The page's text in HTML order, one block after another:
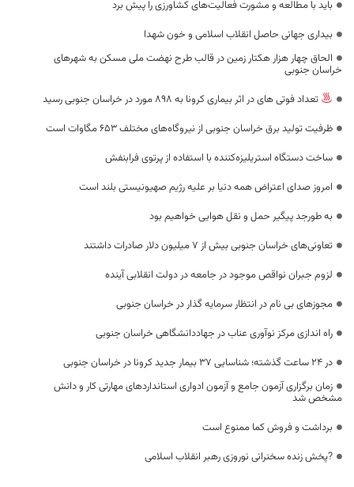
باید با مطالعه و مشورت فعالیت‌های کشاورزی را پیش برد
بیداری جهانی حاصل انقلاب اسلامی و خون شهدا
الحاق چهار هزار هکتار زمین در قالب طرح نهضت ملی مسکن به شهرهای
خراسان جنوبی
تعداد فوتی های در اثر بیماری کرونا به 898 مورد در خراسان جنوبی رسید
ظرفیت تولید برق خراسان جنوبی از نیروگاه‌های مختلف ۶۵۳ مگاوات است
ساخت دستگاه استریلیزه‌کننده با استفاده از پرتوی فرابنفش
امروز صدای اعتراض همه دنیا بر علیه رژیم صهیونیستی بلند است
به طورجد پیگیر حمل و نقل هوایی خواهیم بود
تعاونی‌های خراسان جنوبی بیش از ۷ میلیون دلار صادرات داشتند
لزوم جبران نواقص موجود در جامعه در دولت انقلابی آینده
مجوزهای بی نام در انتظار سرمایه گذار در خراسان جنوبی
راه اندازی مرکز نوآوری عناب در جهاددانشگاهی خراسان جنوبی
در 24 ساعت گذشته؛ شناسایی 37 بیمار جدید کرونا در خراسان جنوبی
زمان برگزاری آزمون جامع و آزمون ادواری استانداردهای مهارتی کار و دانش
مشخص شد
برداشت و فروش کما ممنوع است
?پخش زنده سخنرانی نوروزی رهبر انقلاب اسلامی